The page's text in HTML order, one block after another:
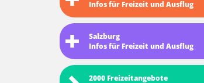
Infos für Freizeit und Ausflug
Salzburg
Infos für Freizeit und Ausflug
2000 Freizeitangebote